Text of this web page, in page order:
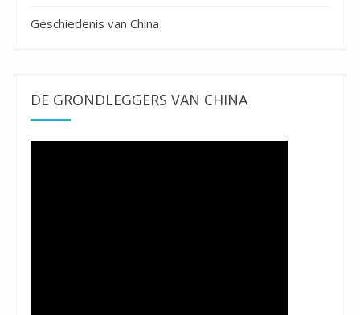
Geschiedenis van China
DE GRONDLEGGERS VAN CHINA